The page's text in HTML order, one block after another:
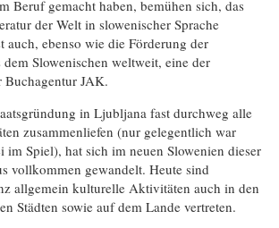
Beruf gemacht haben, bemühen sich, das
der Welt in slowenischer Sprache
auch, ebenso wie die Förderung der
dem Slowenischen weltweit, eine der
Buchagentur JAK.
in Ljubljana fast durchweg alle
zusammenliefen (nur gelegentlich war
im Spiel), hat sich im neuen Slowenien dieser
vollkommen gewandelt. Heute sind
allgemein kulturelle Aktivitäten auch in den
Städten sowie auf dem Lande vertreten.